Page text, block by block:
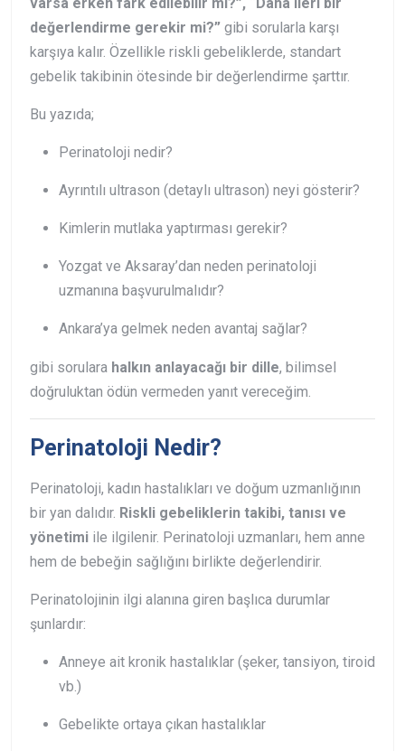
değerlendirme gerekir mi?” gibi sorularla karşı
karşıya kalır. Özellikle riskli gebeliklerde, standart
gebelik takibinin ötesinde bir değerlendirme şarttır.
Bu yazıda;
Perinatoloji nedir?
Ayrıntılı ultrason (detaylı ultrason) neyi gösterir?
Kimlerin mutlaka yaptırması gerekir?
Yozgat ve Aksaray’dan neden perinatoloji
uzmanına başvurulmalıdır?
Ankara’ya gelmek neden avantaj sağlar?
gibi sorulara halkın anlayacağı bir dille, bilimsel
doğruluktan ödün vermeden yanıt vereceğim.
Perinatoloji Nedir?
Perinatoloji, kadın hastalıkları ve doğum uzmanlığının
bir yan dalıdır. Riskli gebeliklerin takibi, tanısı ve
yönetimi ile ilgilenir. Perinatoloji uzmanları, hem anne
hem de bebeğin sağlığını birlikte değerlendirir.
Perinatolojinin ilgi alanına giren başlıca durumlar
şunlardır:
Anneye ait kronik hastalıklar (şeker, tansiyon, tiroid
vb.)
Gebelikte ortaya çıkan hastalıklar